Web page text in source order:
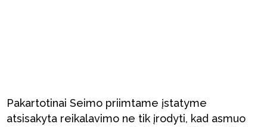
Pakartotinai Seimo priimtame įstatyme
atsisakyta reikalavimo ne tik įrodyti, kad asmuo